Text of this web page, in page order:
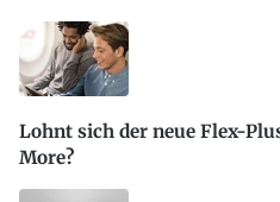
Lohnt sich der neue Flex-
More?